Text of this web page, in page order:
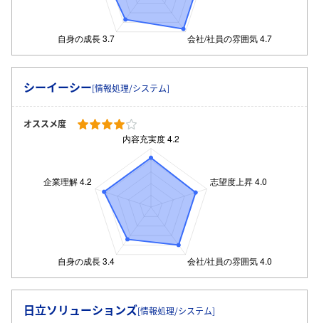
シーイーシー[情報処理/システム]
オススメ度
日立ソリューションズ[情報処理/システム]